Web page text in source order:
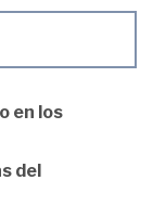
en los
del